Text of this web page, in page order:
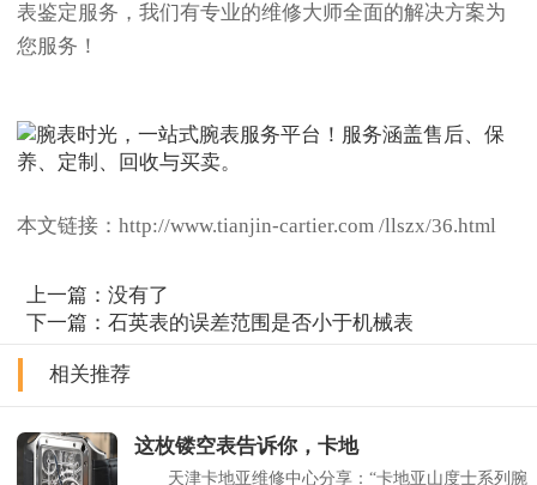
表鉴定服务，我们有专业的维修大师全面的解决方案为
您服务！
本文链接：http://www.tianjin-cartier.com /llszx/36.html
上一篇：没有了
下一篇：石英表的误差范围是否小于机械表
相关推荐
这枚镂空表告诉你，卡地
天津卡地亚维修中心分享：“卡地亚山度士系列腕